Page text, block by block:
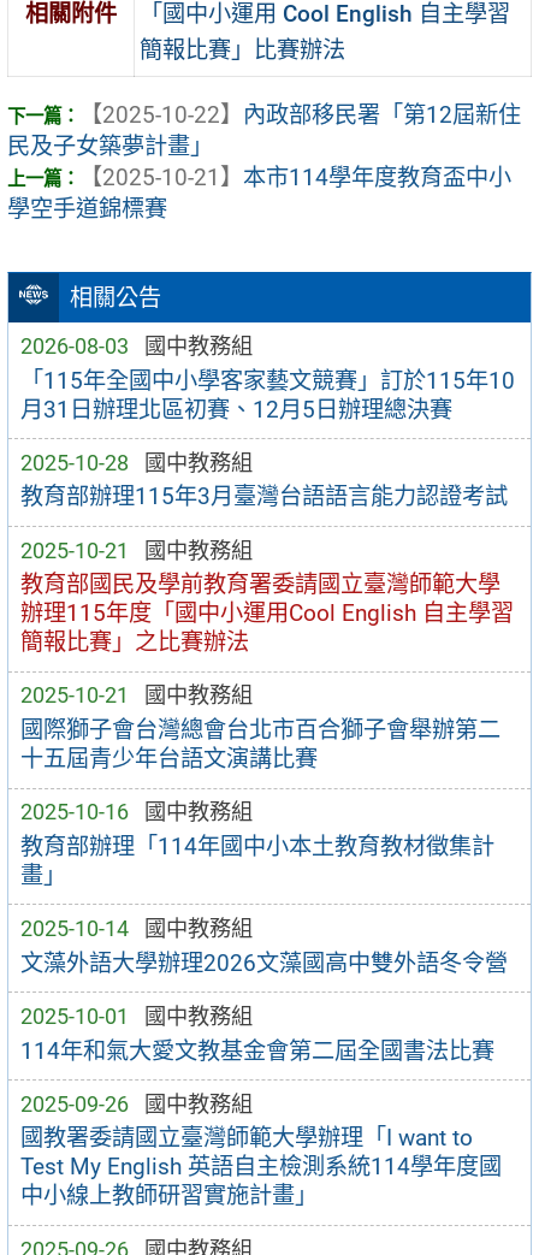
相關公告
2026-08-03 國中教務組
「115年全國中小學客家藝文競賽」訂於115年10
月31日辦理北區初賽、12月5日辦理總決賽
2025-10-28 國中教務組
教育部辦理115年3月臺灣台語語言能力認證考試
2025-10-21 國中教務組
教育部國民及學前教育署委請國立臺灣師範大學
辦理115年度「國中小運用Cool English 自主學習
簡報比賽」之比賽辦法
2025-10-21 國中教務組
國際獅子會台灣總會台北市百合獅子會舉辦第二
十五屆青少年台語文演講比賽
2025-10-16 國中教務組
教育部辦理「114年國中小本土教育教材徵集計
畫」
2025-10-14 國中教務組
文藻外語大學辦理2026文藻國高中雙外語冬令營
2025-10-01 國中教務組
114年和氣大愛文教基金會第二屆全國書法比賽
2025-09-26 國中教務組
國教署委請國立臺灣師範大學辦理「I want to
Test My English 英語自主檢測系統114學年度國
中小線上教師研習實施計畫」
2025-09-26 國中教務組
相關附件
「國中小運用 Cool English 自主學習
簡報比賽」比賽辦法
【2025-10-22】 內政部移民署「第12屆新住
民及子女築夢計畫」
【2025-10-21】 本市114學年度教育盃中小
學空手道錦標賽